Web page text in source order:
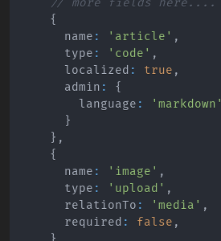
// more fields here....
{
      name
: 'article' ,
      type
: 'code' ,
      localized
: true ,
      admin
:
{
        language
: 'markdown'
}
} ,
{
      name
: 'image' ,
      type
: 'upload' ,
      relationTo
: 'media' ,
      required
: false ,